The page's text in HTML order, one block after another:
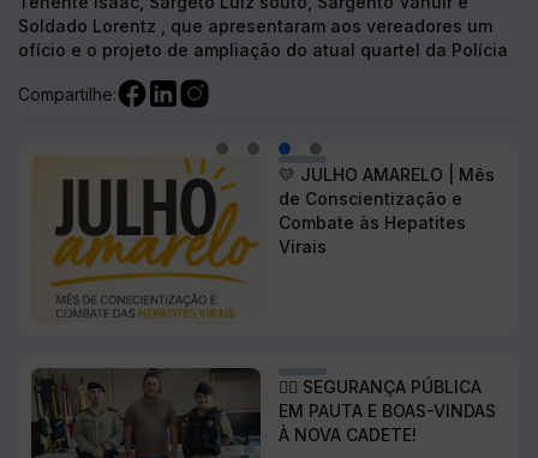
Poder Legislativo.
Compartilhe:
💛 JULHO AMARELO | Mês
de Conscientização e
Combate às Hepatites
👮‍♂️ SEGURANÇA PÚBLICA
EM PAUTA E BOAS-VINDAS
Serviços